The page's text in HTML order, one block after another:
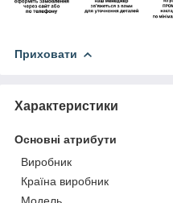
Приховати
Характеристики
Основні атрибути
Виробник
Країна виробник
Модель